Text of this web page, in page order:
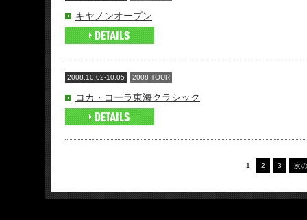
キヤノンオープン
2008.10.02-10.05 2008 TOUR
コカ・コーラ東海クラシック
1 2 3 次